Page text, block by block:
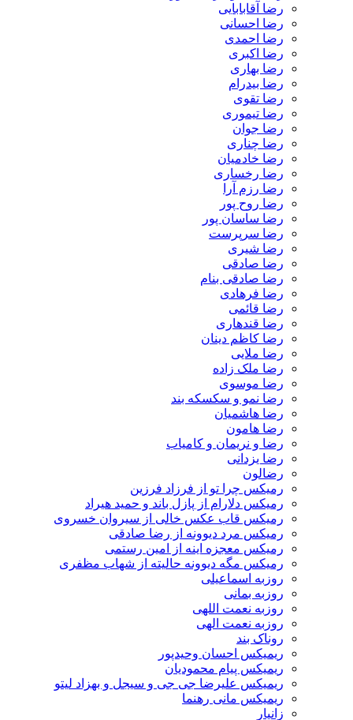
رضا آقابابایی
رضا احسانی
رضا احمدی
رضا اکبری
رضا بهاری
رضا بیدرام
رضا تقوی
رضا تیموری
رضا جوان
رضا چناری
رضا خادمیان
رضا رخساری
رضا رزم آرا
رضا روح پور
رضا ساسان پور
رضا سرپرست
رضا شیری
رضا صادقی
رضا صادقی بنام
رضا فرهادی
رضا قائمی
رضا قندهاری
رضا کاظم دینان
رضا ملایی
رضا ملک زاده
رضا موسوی
رضا نمو و سکسکه بند
رضا هاشمیان
رضا هامون
رضا و نریمان و کامیاب
رضا یزدانی
رضالون
رمیکس چرا تو از فرزاد فرزین
رمیکس دلارام از پازل باند و حمید هیراد
رمیکس قاب عکس خالی از سیروان خسروی
رمیکس مرد دیوونه از رضا صادقی
رمیکس معجزه اینه از امین رستمی
رمیکس مگه دیوونه حالیته از شهاب مظفری
روزبه اسماعیلی
روزبه بمانی
روزبه نعمت اللهی
روزبه نعمت الهی
روناک بند
ریمیکس احسان وحیدپور
ریمیکس پیام محمودیان
ریمیکس علیرضا جی جی و سیجل و بهزاد لیتو
ریمیکس مانی رهنما